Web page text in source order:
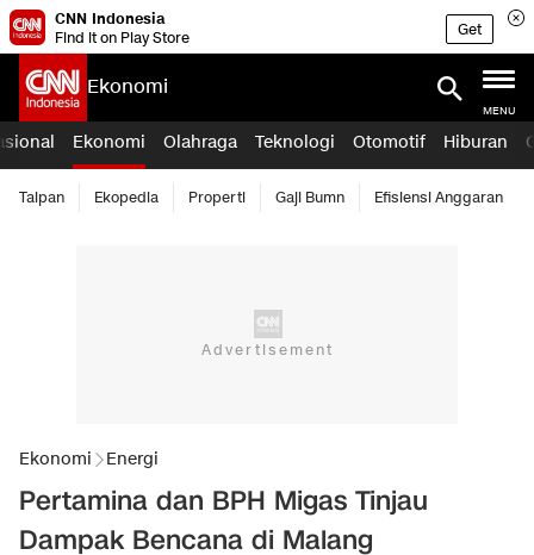
CNN Indonesia
Find it on Play Store
Get
Ekonomi
MENU
Ekonomi Olahraga Teknologi Otomotif Hiburan
Taipan Ekopedia Properti Gaji Bumn Efisiensi Anggaran
Ekonomi Energi
Pertamina dan BPH Migas Tinjau
Dampak Bencana di Malang